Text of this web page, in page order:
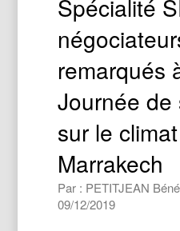
Spécialité
remarqués
Journée de
sur le
Marrakech
Par : PETITJEAN
09/12/2019